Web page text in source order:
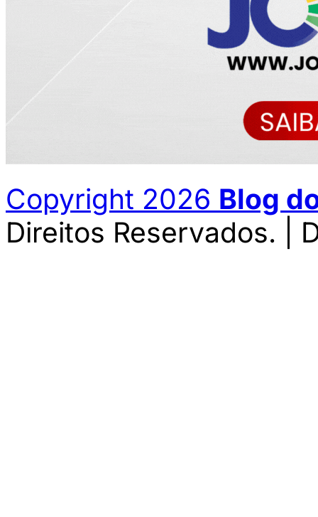
Copyright 2026 Blog
Direitos Reservados. |